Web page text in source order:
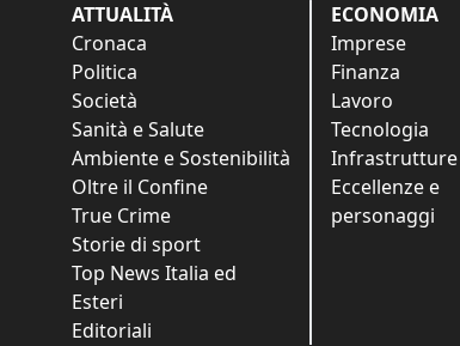
ATTUALITÀ
Cronaca
Politica
Società
Sanità e Salute
Ambiente e Sostenibilità
Oltre il Confine
True Crime
Storie di sport
Top News Italia ed
Esteri
Editoriali
ECONOMIA
Imprese
Finanza
Lavoro
Tecnologia
Infrastrutture
Eccellenze e
personaggi